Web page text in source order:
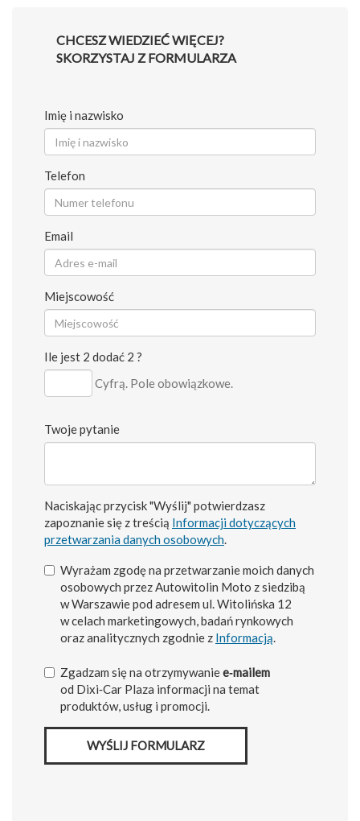
CHCESZ WIEDZIEĆ WIĘCEJ?
SKORZYSTAJ Z FORMULARZA
Imię i nazwisko
Telefon
Email
Miejscowość
Ile jest 2 dodać 2 ?
Cyfrą. Pole obowiązkowe.
Twoje pytanie
Naciskając przycisk "Wyślij" potwierdzasz
zapoznanie się z treścią Informacji dotyczących
przetwarzania danych osobowych.
Wyrażam zgodę na przetwarzanie moich danych
osobowych przez Autowitolin Moto z siedzibą
w Warszawie pod adresem ul. Witolińska 12
w celach marketingowych, badań rynkowych
oraz analitycznych zgodnie z Informacją.
Zgadzam się na otrzymywaniee‑mailem
od Dixi‑Car Plaza informacji na temat
produktów, usług i promocji.
WYŚLIJ FORMULARZ